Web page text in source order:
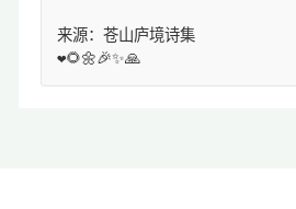
来源：苍山庐境诗集
❤️🌻🌼🎉✨🙏